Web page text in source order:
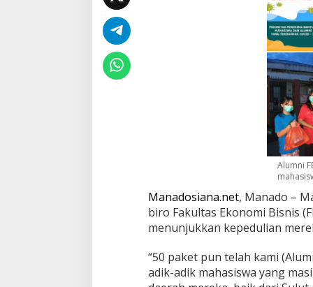
Alumni
Manadosiana.net, Manado –
biro Fakultas Ekonomi Bisnis
menunjukkan kepedulian
“50 paket pun telah kami
adik-adik mahasiswa yang